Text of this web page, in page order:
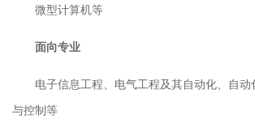
微型计算机等
面向专业
电子信息工程、电气工程及其自动化、自
与控制等